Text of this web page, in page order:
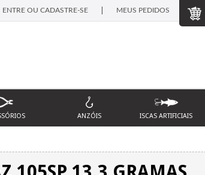
ENTRE OU CADASTRE-SE MEUS PEDIDOS
ANZÓIS ISCAS ARTIFICIAIS